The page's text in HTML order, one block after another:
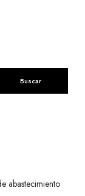
Buscar
abastecimiento